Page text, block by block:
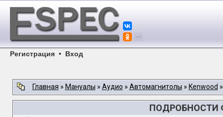
Регистрация • Вход
Главная » Мануалы » Аудио » Автомагнитолы » Kenwood
ПОДРОБНОСТИ